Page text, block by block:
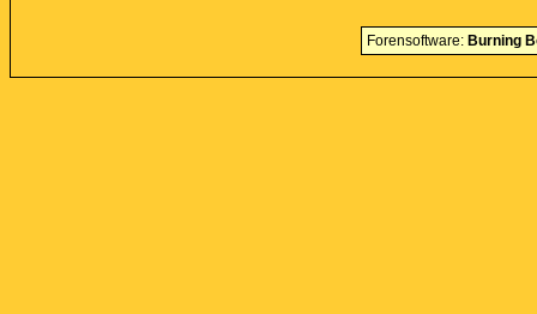
Forensoftware: Burning